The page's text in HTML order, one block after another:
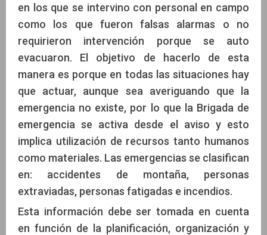
en los que se intervino con personal en campo
como los que fueron falsas alarmas o no
requirieron intervención porque se auto
evacuaron. El objetivo de hacerlo de esta
manera es porque en todas las situaciones hay
que actuar, aunque sea averiguando que la
emergencia no existe, por lo que la Brigada de
emergencia se activa desde el aviso y esto
implica utilización de recursos tanto humanos
como materiales. Las emergencias se clasifican
en: accidentes de montaña, personas
extraviadas, personas fatigadas e incendios.
Esta información debe ser tomada en cuenta
en función de la planificación, organización y